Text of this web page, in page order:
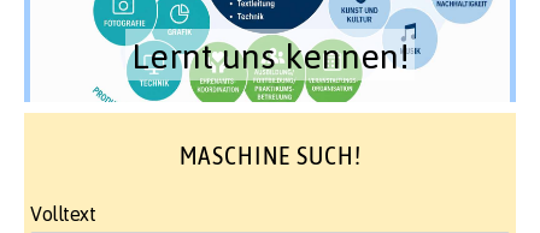
Lernt uns kennen!
MASCHINE SUCH!
Volltext